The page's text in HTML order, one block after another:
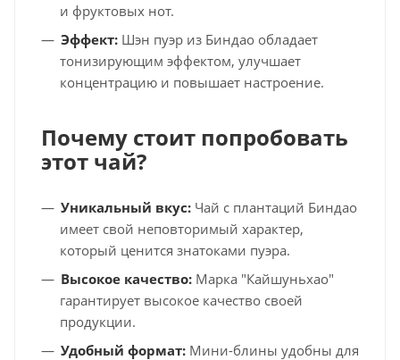
и фруктовых нот.
Эффект: Шэн пуэр из Биндао обладает
тонизирующим эффектом, улучшает
концентрацию и повышает настроение.
Почему стоит попробовать
этот чай?
Уникальный вкус: Чай с плантаций Биндао
имеет свой неповторимый характер,
который ценится знатоками пуэра.
Высокое качество: Марка "Кайшуньхао"
гарантирует высокое качество своей
продукции.
Удобный формат: Мини-блины удобны для